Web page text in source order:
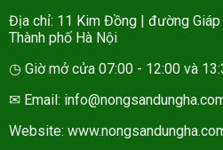
Địa chỉ: 11 Kim Đồng | đường Giáp
Thành phố Hà Nội
◷ Giờ mở cửa 07:00 - 12:00 và
✉ Email:
Website: